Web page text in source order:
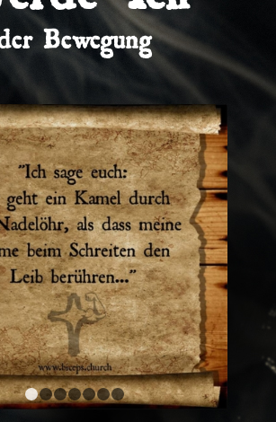
der Bewegung
2 3 4 5 6 7